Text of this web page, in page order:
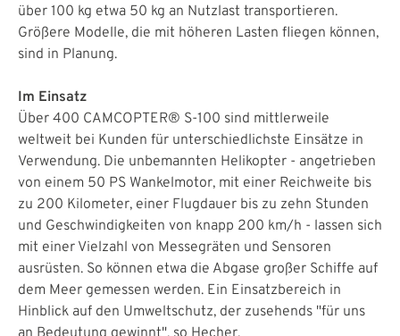
über 100 kg etwa 50 kg an Nutzlast transportieren.
Größere Modelle, die mit höheren Lasten fliegen können,
sind in Planung.
Im Einsatz
Über 400 CAMCOPTER® S-100 sind mittlerweile
weltweit bei Kunden für unterschiedlichste Einsätze in
Verwendung. Die unbemannten Helikopter - angetrieben
von einem 50 PS Wankelmotor, mit einer Reichweite bis
zu 200 Kilometer, einer Flugdauer bis zu zehn Stunden
und Geschwindigkeiten von knapp 200 km/h - lassen sich
mit einer Vielzahl von Messegräten und Sensoren
ausrüsten. So können etwa die Abgase großer Schiffe auf
dem Meer gemessen werden. Ein Einsatzbereich in
Hinblick auf den Umweltschutz, der zusehends "für uns